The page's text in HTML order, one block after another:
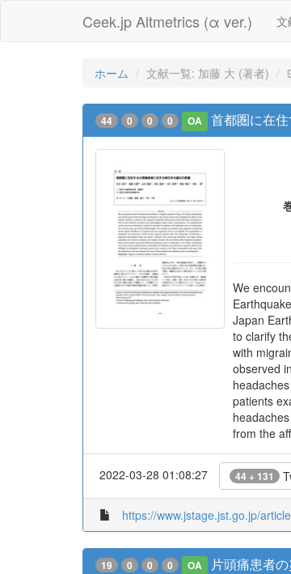
Ceek.jp Altmetrics (α ver.) 文
ホーム 文献一覧: 加藤 大 (著者)
44 0 0 0 OA 首都圏に在
We
Japan
to clarify
with
observed
patients
from the
2022-03-28 01:08:27 44 + 131
https://www.jstage.jst.go.jp/
19 0 0 0 OA 片頭痛患者